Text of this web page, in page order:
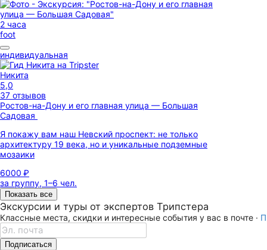
2 часа
foot
индивидуальная
Никита
5,0
37 отзывов
Ростов-на-Дону и его главная улица — Большая
Садовая
Я покажу вам наш Невский проспект: не только
архитектуру 19 века, но и уникальные подземные
мозаики
6000 ₽
за группу, 1–6 чел.
Показать все
Экскурсии и туры от экспертов Трипстера
Классные места, скидки и интересные события у вас в почте ·
Подписаться